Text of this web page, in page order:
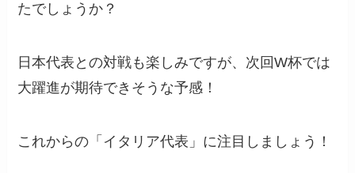
たでしょうか？
日本代表との対戦も楽しみですが、次回W杯では
大躍進が期待できそうな予感！
これからの「イタリア代表」に注目しましょう！